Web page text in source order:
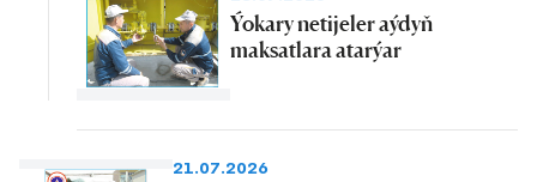
Ýokary netijeler aýdyň
maksatlara atarýar
21.07.2026